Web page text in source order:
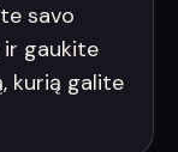
savo
ir gaukite
kurią galite